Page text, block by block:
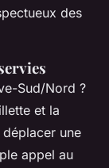
des
Sud/Nord ?
et la
une
appel au